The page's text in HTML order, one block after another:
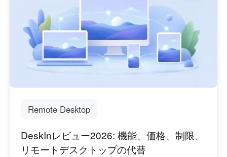
Remote Desktop
DeskInレビュー2026: 機能、価格、制限、
リモートデスクトップの代替